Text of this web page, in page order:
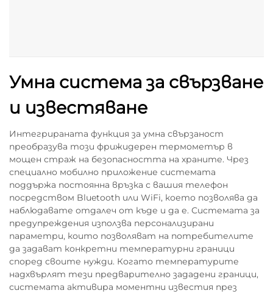
Умна система за свързване
и известяване
Интегрираната функция за умна свързаност
преобразува този фрижидерен термометър в
мощен страж на безопасността на храните. Чрез
специално мобилно приложение системата
поддържа постоянна връзка с вашия телефон
посредством Bluetooth или WiFi, което позволява да
наблюдавате отдалеч от къде и да е. Системата за
предупреждения използва персонализирани
параметри, които позволяват на потребителите
да задават конкретни температурни граници
според своите нужди. Когато температурите
надхвърлят тези предварително зададени граници,
системата активира моментни известия през